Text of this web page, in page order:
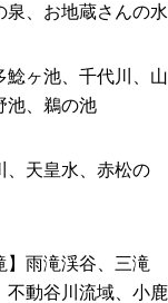
泉、お地蔵さんの水
ヶ池、千代川、山
池、鵜の池
天皇水、赤松の
雨滝渓谷、三滝
不動谷川流域、小鹿